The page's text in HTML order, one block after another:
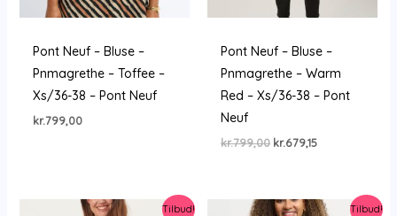
Pont Neuf – Bluse –
Pnmagrethe – Toffee –
Xs/36-38 – Pont Neuf
kr.799,00
Pont Neuf – Bluse –
Pnmagrethe – Warm
Red – Xs/36-38 – Pont
Neuf
kr.799,00 Den
kr.799,00.
kr.679,15Den
kr.679,15.
Tilbud! Tilbud!